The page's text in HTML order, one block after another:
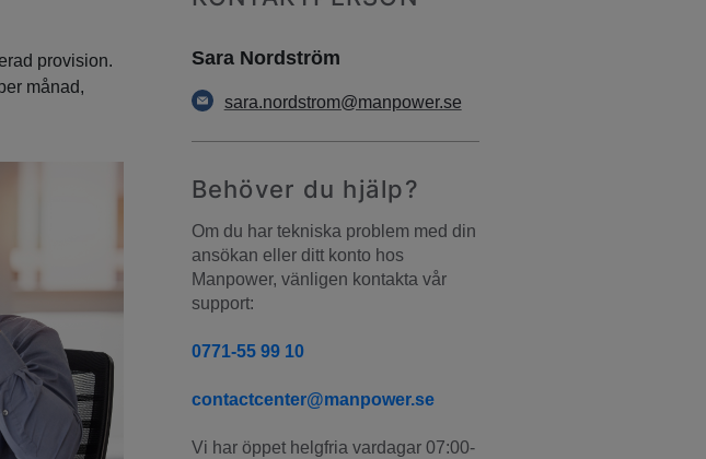
provision.
månad,
Sara Nordström
sara.nordstrom@manpower.se
Behöver du hjälp?
Om du har tekniska problem med din
ansökan eller ditt konto hos
Manpower, vänligen kontakta vår
support:
0771-55 99 10
contactcenter@manpower.se
Vi har öppet helgfria vardagar 07:00-